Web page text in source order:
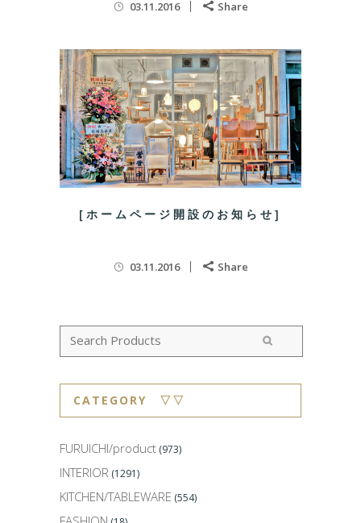
03.11.2016 Share
[ホームページ開設のお知らせ]
03.11.2016 Share
CATEGORY ▽▽
FURUICHI/product (973)
INTERIOR (1291)
KITCHEN/TABLEWARE (554)